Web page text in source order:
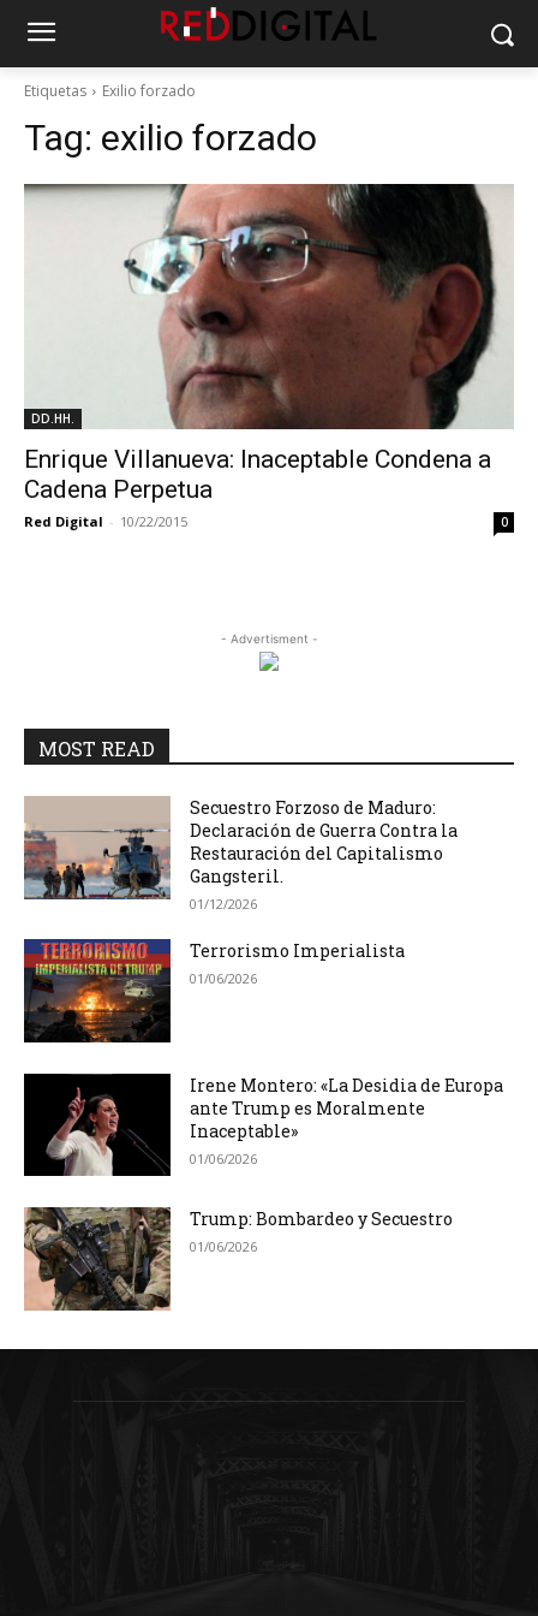
Etiquetas Exilio forzado
Tag: exilio forzado
DD.HH.
Enrique Villanueva: Inaceptable Condena a
Cadena Perpetua
Red Digital - 10/22/2015 0
- Advertisment -
MOST READ
Secuestro Forzoso de Maduro:
Declaración de Guerra Contra la
Restauración del Capitalismo
Gangsteril.
01/12/2026
Terrorismo Imperialista
01/06/2026
Irene Montero: «La Desidia de Europa
ante Trump es Moralmente
Inaceptable»
01/06/2026
Trump: Bombardeo y Secuestro
01/06/2026